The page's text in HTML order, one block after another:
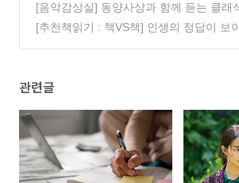
(155)
[음악감상실] 동양사상과 함께 듣는 클래
중용(中庸) 편
(0)
[추천책읽기 : 책VS책] 인생의 정답이 보이
관련글